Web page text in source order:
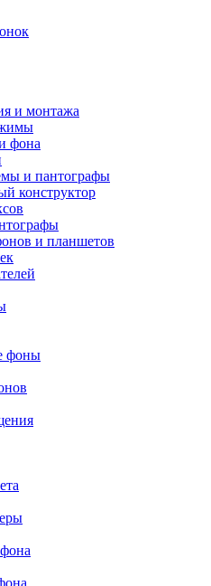
и монтажа
фона
и пантографы
конструктор
и планшетов
фоны